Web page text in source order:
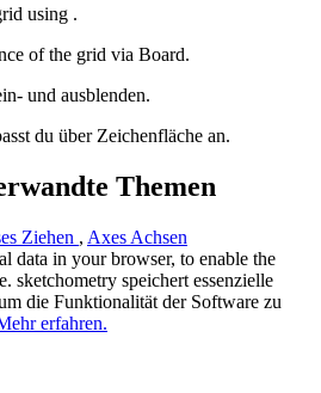
using .
of the grid via Board.
und ausblenden.
du über Zeichenfläche an.
Themen
Ziehen , Axes Achsen
data in your browser, to enable the
sketchometry speichert essenzielle
die Funktionalität der Software zu
erfahren.